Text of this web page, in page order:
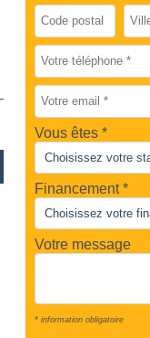
Vous êtes
Financement *
Votre message
* information obligatoire